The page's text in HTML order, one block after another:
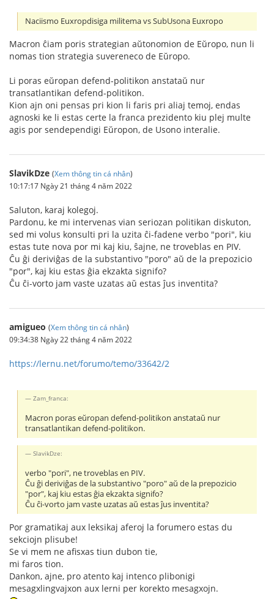
Naciismo Euxropdisiga militema vs SubUsona Euxropo
Macron ĉiam poris strategian aŭtonomion de Eŭropo, nun li
nomas tion strategia suvereneco de Eŭropo.
Li poras eŭropan defend-politikon anstataŭ nur
transatlantikan defend-politikon.
Kion ajn oni pensas pri kion li faris pri aliaj temoj, endas
agnoski ke li estas certe la franca prezidento kiu plej multe
agis por sendependigi Eŭropon, de Usono interalie.
SlavikDze (Xem thông tin cá nhân)
10:17:17 Ngày 21 tháng 4 năm 2022
Saluton, karaj kolegoj.
Pardonu, ke mi intervenas vian seriozan politikan diskuton,
sed mi volus konsulti pri la uzita ĉi-fadene verbo "pori", kiu
estas tute nova por mi kaj kiu, ŝajne, ne troveblas en PIV.
Ĉu ĝi deriviĝas de la substantivo "poro" aŭ de la prepozicio
"por", kaj kiu estas ĝia ekzakta signifo?
Ĉu ĉi-vorto jam vaste uzatas aŭ estas ĵus inventita?
amigueo (Xem thông tin cá nhân)
09:34:38 Ngày 22 tháng 4 năm 2022
https://lernu.net/forumo/temo/33642/2
Zam_franca:
Macron poras eŭropan defend-politikon anstataŭ nur
transatlantikan defend-politikon.
SlavikDze:
verbo "pori", ne troveblas en PIV.
Ĉu ĝi deriviĝas de la substantivo "poro" aŭ de la prepozicio
"por", kaj kiu estas ĝia ekzakta signifo?
Ĉu ĉi-vorto jam vaste uzatas aŭ estas ĵus inventita?
Por gramatikaj aux leksikaj aferoj la forumero estas du
sekciojn plisube!
Se vi mem ne afisxas tiun dubon tie,
mi faros tion.
Dankon, ajne, pro atento kaj intenco plibonigi
mesagxlingvajxon aux lerni per korekto mesagxojn.